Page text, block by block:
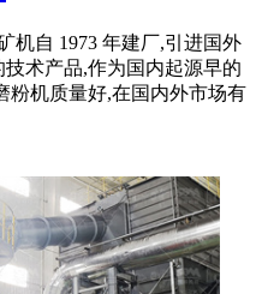
机自 1973 年建厂,引进国外
术产品,作为国内起源早的
粉机质量好,在国内外市场有